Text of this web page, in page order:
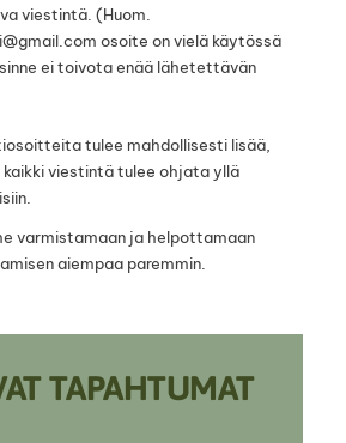
viestintä. (Huom.
osoite on vielä käytössä
ei toivota enää lähetettävän
tulee mahdollisesti lisää,
viestintä tulee ohjata yllä
varmistamaan ja helpottamaan
aiempaa paremmin.
TAPAHTUMAT